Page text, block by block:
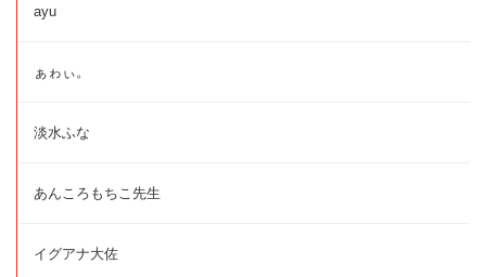
ayu
ぁゎぃ。
淡水ふな
あんころもちこ先生
イグアナ大佐